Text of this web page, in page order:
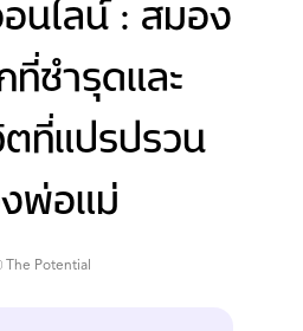
อนไลน์ : สมอง
ที่ชำรุดและ
ที่แปรปรวน
พ่อแม่
The Potential